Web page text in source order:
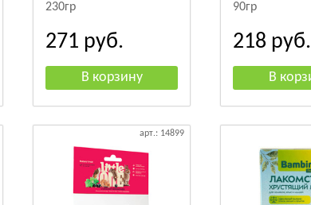
230гр
271 руб.
90гр
218 руб.
арт.: 14899